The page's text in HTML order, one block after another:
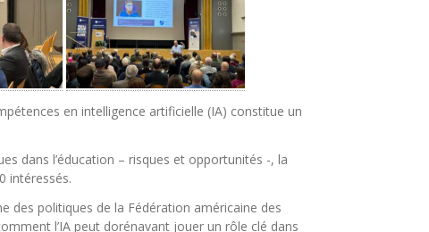
en intelligence artificielle (IA) constitue un
dans l’éducation – risques et opportunités -, la
intéressés.
des politiques de la Fédération américaine des
l’IA peut dorénavant jouer un rôle clé dans